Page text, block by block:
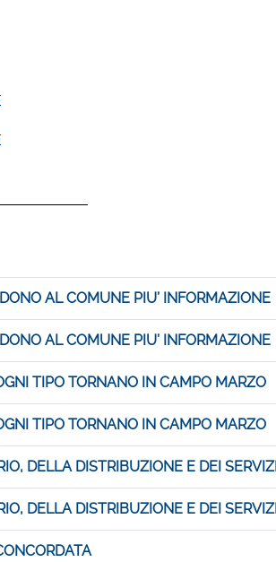
AL COMUNE PIU’ INFORMAZIONE
AL COMUNE PIU’ INFORMAZIONE
TIPO TORNANO IN CAMPO MARZO
TIPO TORNANO IN CAMPO MARZO
DELLA DISTRIBUZIONE E DEI SERVIZI
DELLA DISTRIBUZIONE E DEI SERVIZI